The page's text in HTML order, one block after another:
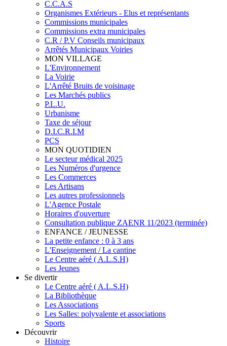
C.C.A.S
Organismes Extérieurs - Elus et représentants
Commissions municipales
Commissions extra municipales
C.R / P.V Conseils municipaux
Arrêtés Municipaux Voiries
MON VILLAGE
L'Environnement
La Voirie
L'Arrêté Bruits de voisinage
Les Marchés publics
P.L.U.
Urbanisme
Taxe de séjour
D.I.C.R.I.M
PCS
MON QUOTIDIEN
Le secteur médical 2025
Les Numéros d'urgence
Les Commerces
Les Artisans
Les autres professionnels
L'Agence Postale
Horaires d'ouverture
Consultation publique ZAENR 11/2023 (terminée)
ENFANCE / JEUNESSE
La petite enfance : 0 à 3 ans
L'Enseignement / La cantine
Le Centre aéré ( A.L.S.H)
Les Jeunes
Se divertir
Le Centre aéré ( A.L.S.H)
La Bibliothèque
Les Associations
Les Salles: polyvalente et associations
Sports
Découvrir
Histoire